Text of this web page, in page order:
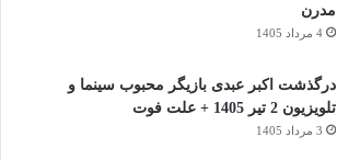
مدرن
4 مرداد 1405
درگذشت اکبر عبدی بازیگر محبوب سینما و
تلویزیون 2 تیر 1405 + علت فوت
3 مرداد 1405